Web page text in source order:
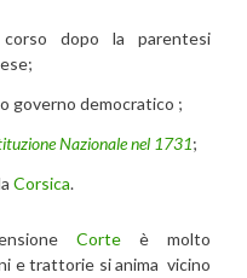
corso dopo la parentesi
governo democratico ;
Nazionale nel 1731;
Corsica.
Corte è molto
e trattorie si anima vicino